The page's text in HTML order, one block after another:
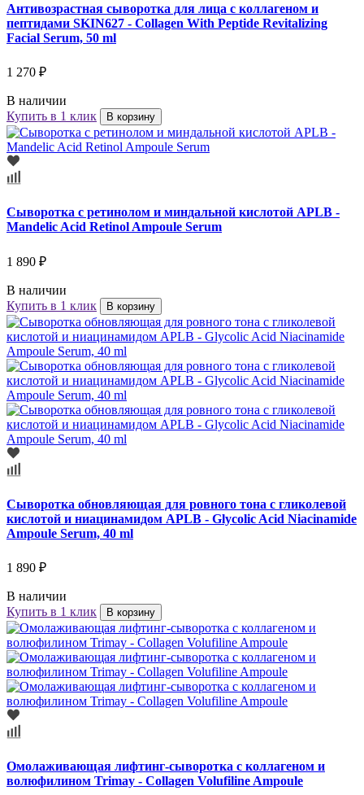
Антивозрастная сыворотка для лица с коллагеном и
пептидами SKIN627 - Collagen With Peptide Revitalizing
Facial Serum, 50 ml
1 270 ₽
В наличии
Купить в 1 клик
В корзину
Cыворотка с ретинолом и миндальной кислотой APLB -
Mandelic Acid Retinol Ampoule Serum
1 890 ₽
В наличии
Купить в 1 клик
В корзину
Cыворотка обновляющая для ровного тона с гликолевой
кислотой и ниацинамидом APLB - Glycolic Acid Niacinamide
Ampoule Serum, 40 ml
1 890 ₽
В наличии
Купить в 1 клик
В корзину
Омолаживающая лифтинг-сыворотка с коллагеном и
волюфилином Trimay - Collagen Volufiline Ampoule